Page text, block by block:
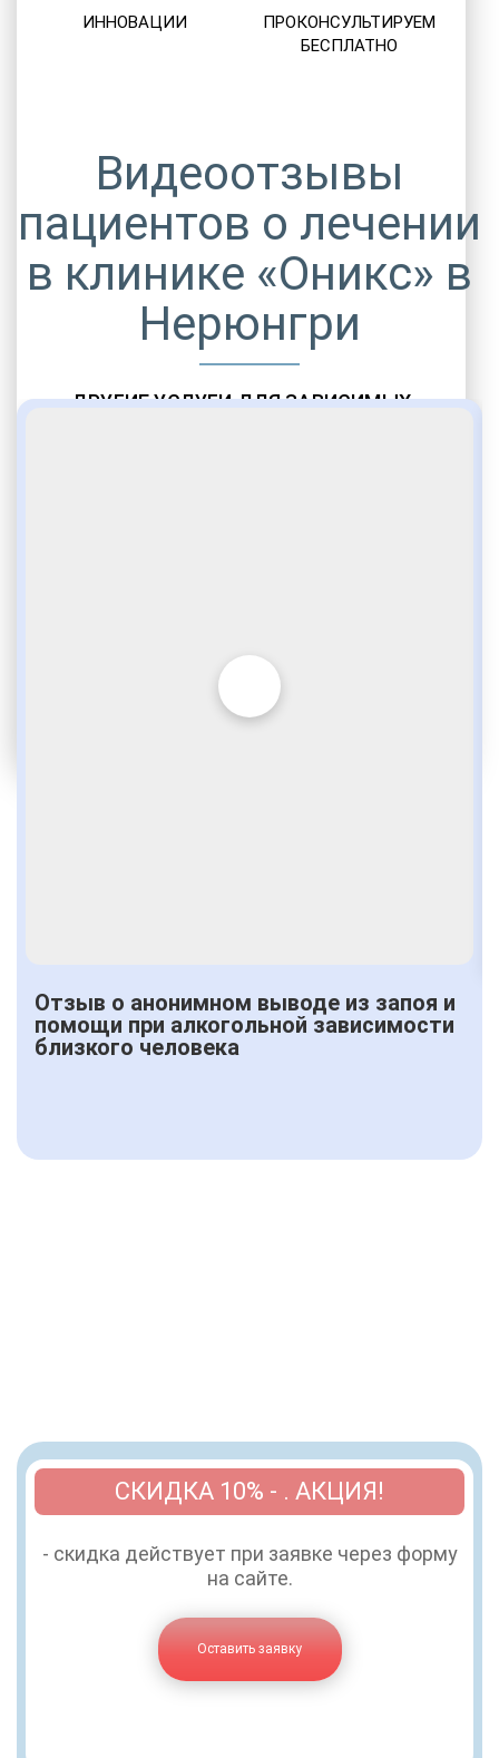
ДРУГИЕ УСЛУГИ ДЛЯ ЗАВИСИМЫХ
ИННОВАЦИИ
ПРОКОНСУЛЬТИРУЕМ
БЕСПЛАТНО
Видеоотзывы
пациентов о лечении
в клинике «Оникс» в
Нерюнгри
Отзыв о анонимном выводе из запоя и
помощи при алкогольной зависимости
близкого человека
СКИДКА 10% - . АКЦИЯ!
- скидка действует при заявке через форму
на сайте.
Оставить заявку